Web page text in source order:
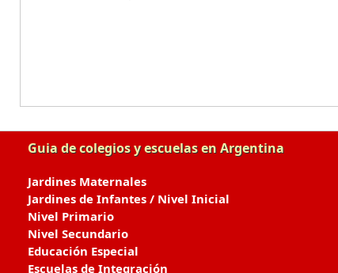
Guia de colegios y escuelas en Argentina
Jardines Maternales
Jardines de Infantes / Nivel Inicial
Nivel Primario
Nivel Secundario
Educación Especial
Escuelas de Integración